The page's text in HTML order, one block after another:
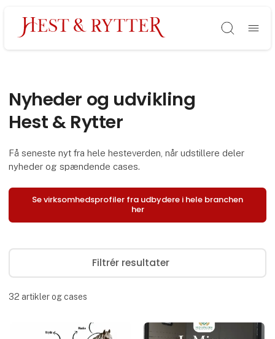
Søg
Nyheder og udvikling
Hest & Rytter
Få seneste nyt fra hele hesteverden, når udstillere deler
nyheder og spændende cases.
Se virksomhedsprofiler fra udbydere i hele branchen
her
Filtrér resultater
32 artikler og cases